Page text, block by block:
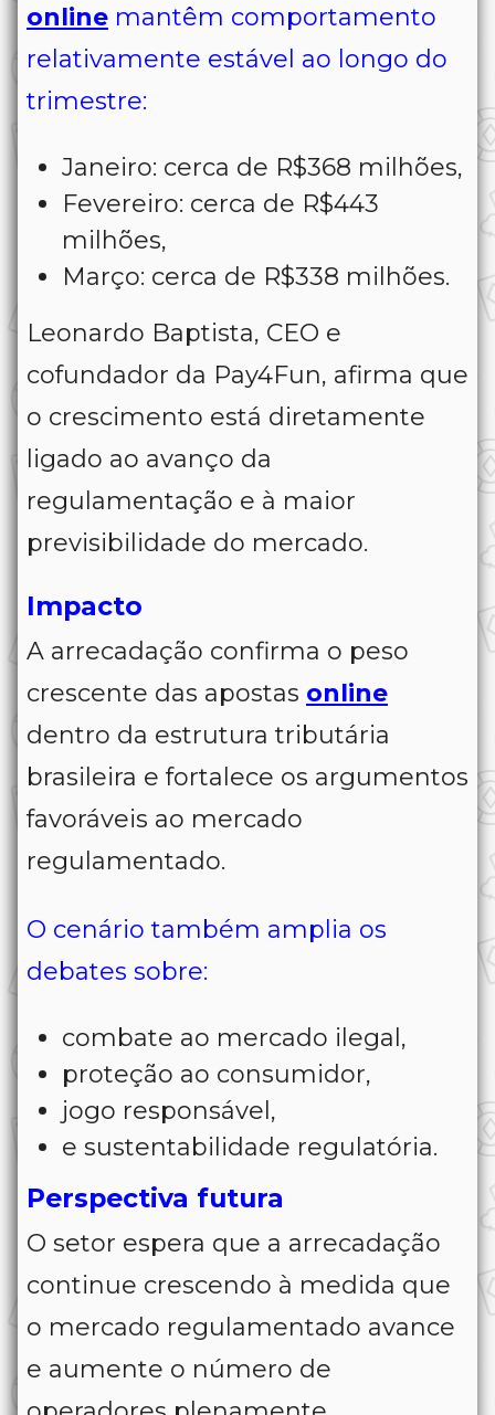
online mantêm comportamento
relativamente estável ao longo do
trimestre:
Janeiro: cerca de R$368 milhões,
Fevereiro: cerca de R$443
milhões,
Março: cerca de R$338 milhões.
Leonardo Baptista, CEO e
cofundador da Pay4Fun, afirma que
o crescimento está diretamente
ligado ao avanço da
regulamentação e à maior
previsibilidade do mercado.
Impacto
A arrecadação confirma o peso
crescente das apostas online
dentro da estrutura tributária
brasileira e fortalece os argumentos
favoráveis ao mercado
regulamentado.
O cenário também amplia os
debates sobre:
combate ao mercado ilegal,
proteção ao consumidor,
jogo responsável,
e sustentabilidade regulatória.
Perspectiva futura
O setor espera que a arrecadação
continue crescendo à medida que
o mercado regulamentado avance
e aumente o número de